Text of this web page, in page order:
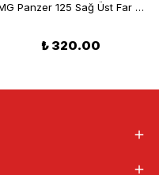
RMG Panzer 125 Sağ Üst Far Muhafaza Grenajı Yeşil
₺ 320.00